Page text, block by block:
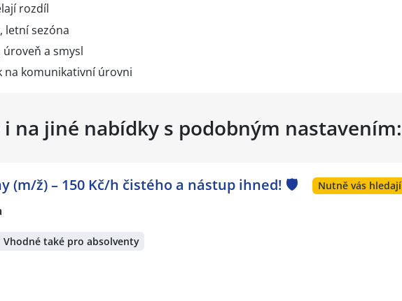
rozdíl
letní sezóna
úroveň a smysl
na komunikativní úrovni
i na jiné nabídky s podobným nastavením:
(m/ž) – 150 Kč/h čistého a nástup ihned! 🛡️ Nutně vás hledají
Vhodné také pro absolventy